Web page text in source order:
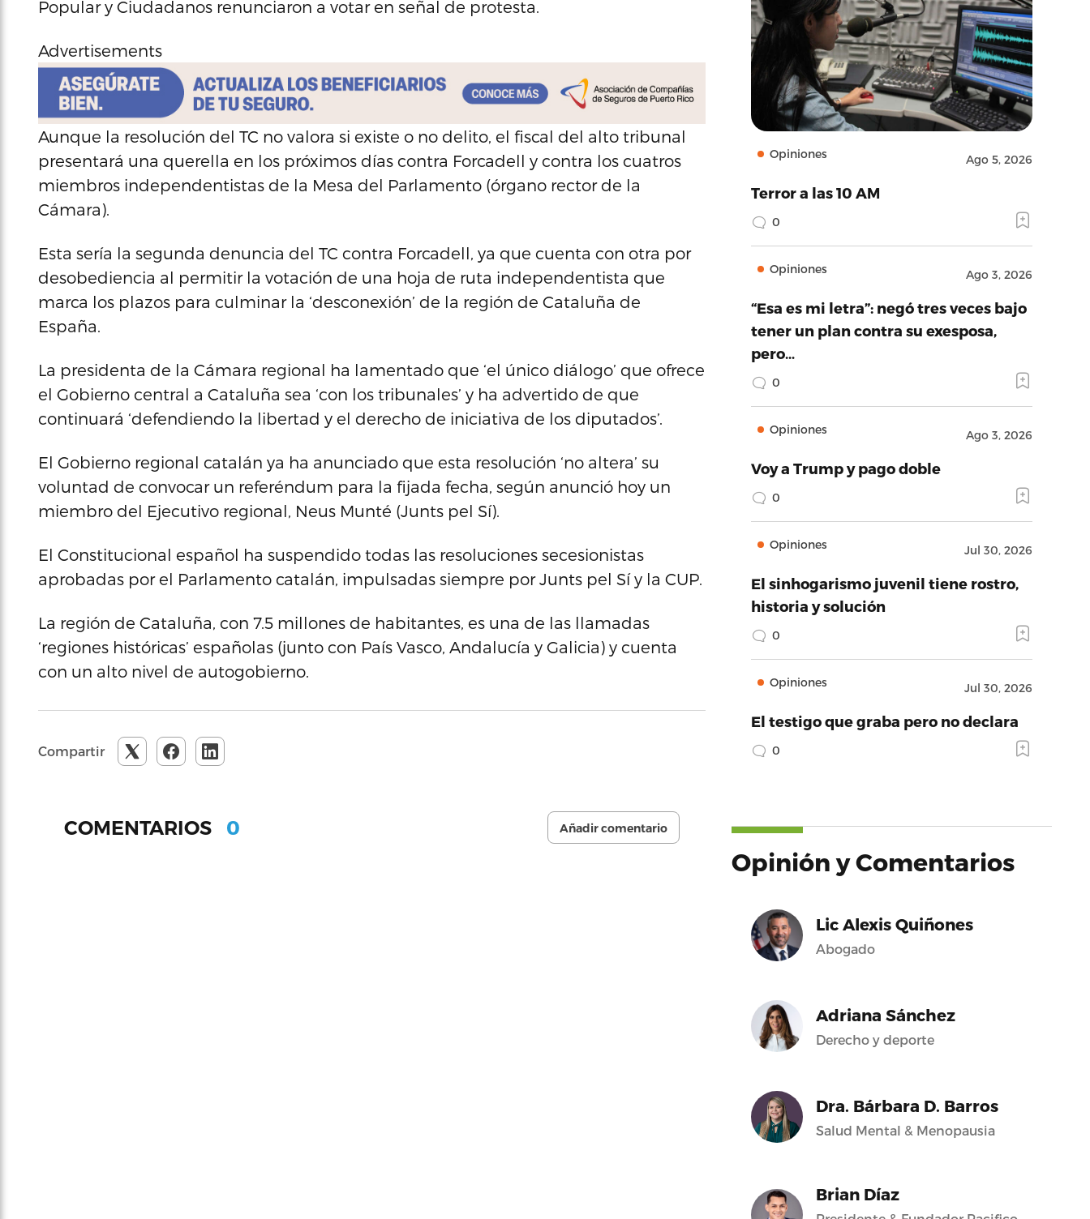
Popular y Ciudadanos renunciaron a votar en señal de protesta.
Advertisements
Aunque la resolución del TC no valora si existe o no delito, el fiscal del alto tribunal
presentará una querella en los próximos días contra Forcadell y contra los cuatros
miembros independentistas de la Mesa del Parlamento (órgano rector de la
Cámara).
Esta sería la segunda denuncia del TC contra Forcadell, ya que cuenta con otra por
desobediencia al permitir la votación de una hoja de ruta independentista que
marca los plazos para culminar la ‘desconexión’ de la región de Cataluña de
España.
La presidenta de la Cámara regional ha lamentado que ‘el único diálogo’ que ofrece
el Gobierno central a Cataluña sea ‘con los tribunales’ y ha advertido de que
continuará ‘defendiendo la libertad y el derecho de iniciativa de los diputados’.
El Gobierno regional catalán ya ha anunciado que esta resolución ‘no altera’ su
voluntad de convocar un referéndum para la fijada fecha, según anunció hoy un
miembro del Ejecutivo regional, Neus Munté (Junts pel Sí).
El Constitucional español ha suspendido todas las resoluciones secesionistas
aprobadas por el Parlamento catalán, impulsadas siempre por Junts pel Sí y la CUP.
La región de Cataluña, con 7.5 millones de habitantes, es una de las llamadas
‘regiones históricas’ españolas (junto con País Vasco, Andalucía y Galicia) y cuenta
con un alto nivel de autogobierno.
Compartir
COMENTARIOS 0 Añadir comentario
Opiniones Ago 5, 2026
Terror a las 10 AM
0
Opiniones Ago 3, 2026
“Esa es mi letra”: negó tres veces bajo
tener un plan contra su exesposa,
pero…
0
Opiniones Ago 3, 2026
Voy a Trump y pago doble
0
Opiniones Jul 30, 2026
El sinhogarismo juvenil tiene rostro,
historia y solución
0
Opiniones Jul 30, 2026
El testigo que graba pero no declara
0
Opinión y Comentarios
Lic Alexis Quiñones
Abogado
Adriana Sánchez
Derecho y deporte
Dra. Bárbara D. Barros
Salud Mental & Menopausia
Brian Díaz